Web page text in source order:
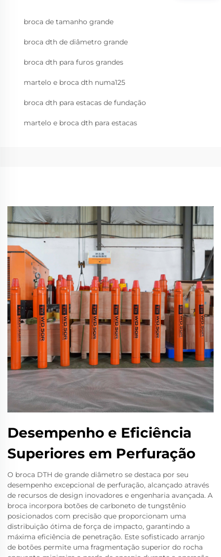
broca de tamanho grande
broca dth de diâmetro grande
broca dth para furos grandes
martelo e broca dth numa125
broca dth para estacas de fundação
martelo e broca dth para estacas
Desempenho e Eficiência
Superiores em Perfuração
O broca DTH de grande diâmetro se destaca por seu
desempenho excepcional de perfuração, alcançado através
de recursos de design inovadores e engenharia avançada. A
broca incorpora botões de carboneto de tungstênio
posicionados com precisão que proporcionam uma
distribuição ótima de força de impacto, garantindo a
máxima eficiência de penetração. Este sofisticado arranjo
de botões permite uma fragmentação superior do rocha